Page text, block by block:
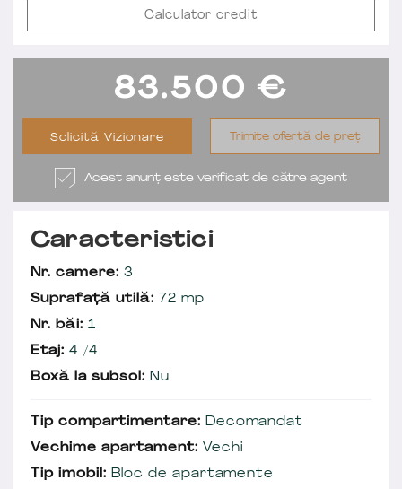
Calculator credit
83.500 €
Solicită Vizionare Trimite ofertă de preț
Acest anunț este verificat de către agent
Caracteristici
Nr. camere: 3
Suprafață utilă: 72 mp
Nr. băi: 1
Etaj: 4 /4
Boxă la subsol: Nu
Tip compartimentare: Decomandat
Vechime apartament: Vechi
Tip imobil: Bloc de apartamente